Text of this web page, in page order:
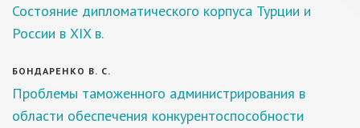
Состояние дипломатического корпуса Турции и
России в XIX в.
БОНДАРЕНКО В. С.
Проблемы таможенного администрирования в
области обеспечения конкурентоспособности